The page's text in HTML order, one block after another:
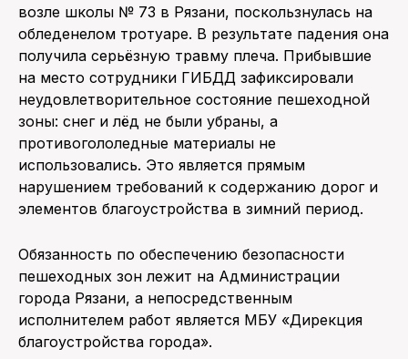
возле школы № 73 в Рязани, поскользнулась на
обледенелом тротуаре. В результате падения она
получила серьёзную травму плеча. Прибывшие
на место сотрудники ГИБДД зафиксировали
неудовлетворительное состояние пешеходной
зоны: снег и лёд не были убраны, а
противогололедные материалы не
использовались. Это является прямым
нарушением требований к содержанию дорог и
элементов благоустройства в зимний период.
Обязанность по обеспечению безопасности
пешеходных зон лежит на Администрации
города Рязани, а непосредственным
исполнителем работ является МБУ «Дирекция
благоустройства города».